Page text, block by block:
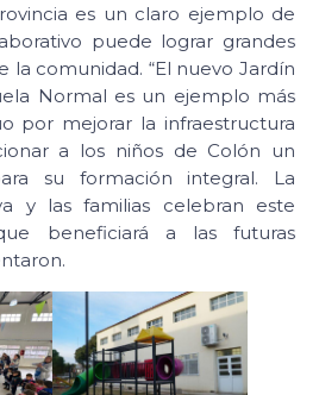
es un claro ejemplo de
puede lograr grandes
la comunidad. “El nuevo Jardín
Normal es un ejemplo más
por mejorar la infraestructura
a los niños de Colón un
su formación integral. La
y las familias celebran este
beneficiará a las futuras